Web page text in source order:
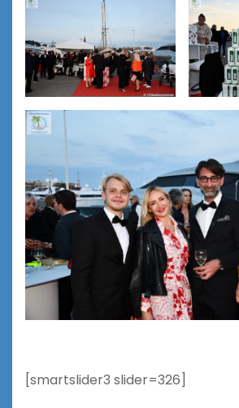
[smartslider3 slider=326]